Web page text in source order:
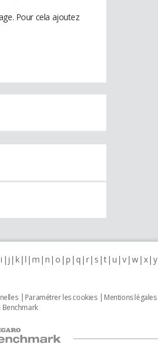
Pour cela ajoutez
i j k l m n o p q r s t u v w x y
Paramétrer les cookies Mentions légales
Benchmark